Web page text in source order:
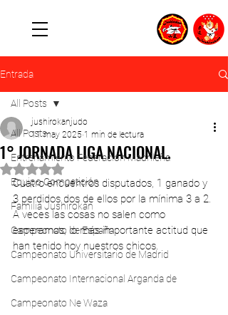
Entrada
All Posts
Entrenamiento Federación Madrileña
Equipo Competición
Familia Jushirokan
Campeonato de España
Campeonato Universitario de Madrid
Campeonato Internacional Arganda de
Campeonato Ne Waza
All Posts
1° JORNADA LIGA NACIONAL.
jushirokanjudo
11 may 2025 1 min de lectura
Obtuvo NaN de 5 estrellas.
Cuatro encuentros disputados, 1 ganado y
3 perdidos dos de ellos por la mínima 3 a 2.
A veces las cosas no salen como
esperamos, lo más importante actitud que
han tenido hoy nuestros chicos.